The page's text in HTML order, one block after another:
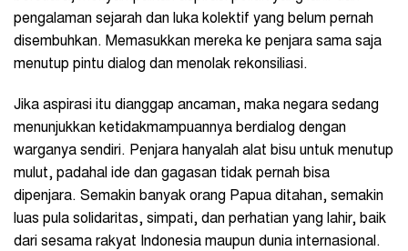
pengalaman sejarah dan luka kolektif yang belum pernah
disembuhkan. Memasukkan mereka ke penjara sama saja
menutup pintu dialog dan menolak rekonsiliasi.
Jika aspirasi itu dianggap ancaman, maka negara sedang
menunjukkan ketidakmampuannya berdialog dengan
warganya sendiri. Penjara hanyalah alat bisu untuk menutup
mulut, padahal ide dan gagasan tidak pernah bisa
dipenjara. Semakin banyak orang Papua ditahan, semakin
luas pula solidaritas, simpati, dan perhatian yang lahir, baik
dari sesama rakyat Indonesia maupun dunia internasional.